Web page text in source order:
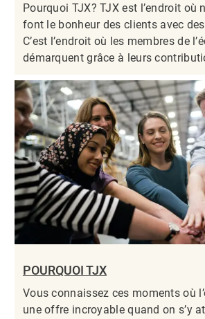
Pourquoi TJX? TJX est l’endroit où
font le bonheur des clients avec
C’est l’endroit où les membres de
démarquent grâce à leurs
POURQUOI TJX
Vous connaissez ces moments où
une offre incroyable quand on s’y